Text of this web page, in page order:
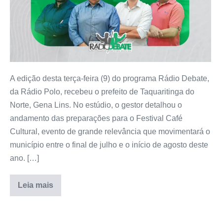
A edição desta terça-feira (9) do programa Rádio Debate,
da Rádio Polo, recebeu o prefeito de Taquaritinga do
Norte, Gena Lins. No estúdio, o gestor detalhou o
andamento das preparações para o Festival Café
Cultural, evento de grande relevância que movimentará o
município entre o final de julho e o início de agosto deste
ano. […]
Leia mais